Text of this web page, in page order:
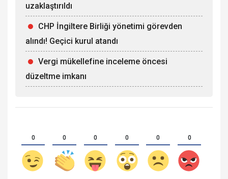
uzaklaştırıldı
CHP İngiltere Birliği yönetimi görevden
alındı! Geçici kurul atandı
Vergi mükellefine inceleme öncesi
düzeltme imkanı
0 0 0 0 0 0